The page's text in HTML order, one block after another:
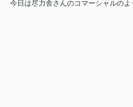
今日は尽力舎さんのコマーシャルの